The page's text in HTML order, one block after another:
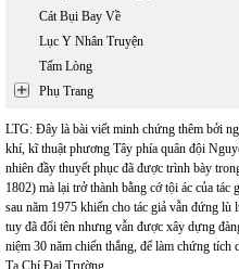
Cát Bụi Bay Về
Lục Y Nhân Truyện
Tấm Lòng
Phụ Trang
LTG: Đây là bài viết minh chứng thêm bởi
khí, kĩ thuật phương Tây phía quân đội
nhiên đầy thuyết phục đã được trình bày
1802) mà lại trở thành bằng cớ tội ác của
sau năm 1975 khiến cho tác giả vẫn đứng
tuy đã đổi tên nhưng vẫn được xây dựng
niệm 30 năm chiến thắng, để làm chứng tích
Tạ Chí Đại Trường